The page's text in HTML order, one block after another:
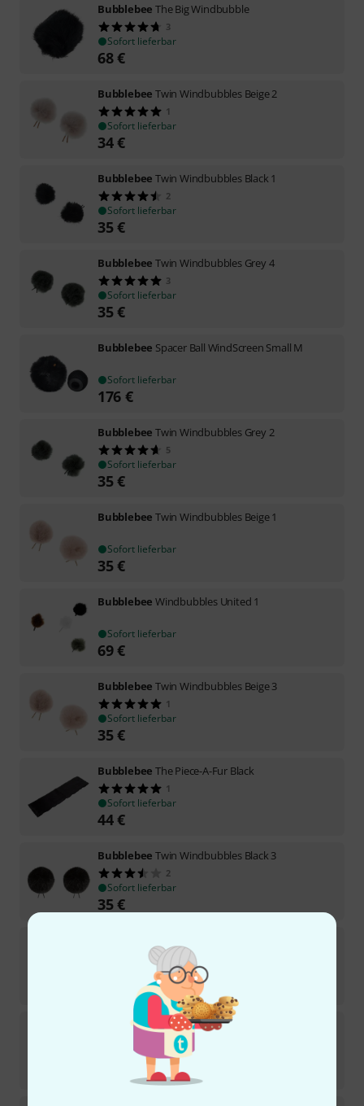
Bubblebee The Big Windbubble
3
Sofort lieferbar
68€
Bubblebee Twin Windbubbles Beige 2
1
Sofort lieferbar
34€
Bubblebee Twin Windbubbles Black 1
2
Sofort lieferbar
35€
Bubblebee Twin Windbubbles Grey 4
3
Sofort lieferbar
35€
Bubblebee Spacer Ball WindScreen Small M
Sofort lieferbar
176 €
Bubblebee Twin Windbubbles Grey 2
5
Sofort lieferbar
35€
Bubblebee Twin Windbubbles Beige 1
Sofort lieferbar
35€
Bubblebee Windbubbles United 1
Sofort lieferbar
69€
Bubblebee Twin Windbubbles Beige 3
1
Sofort lieferbar
35€
Bubblebee The Piece-A-Fur Black
1
Sofort lieferbar
44€
Bubblebee Twin Windbubbles Black 3
2
Sofort lieferbar
35€
Sofort lieferbar
Bubblebee Twin Windbubbles Off-White 2
Sofort lieferbar